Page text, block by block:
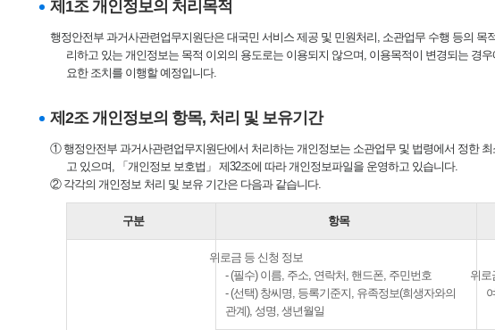
제1조 개인정보의 처리목적
행정안전부 과거사관련업무지원단은 대국민 서비스 제공 및 민원처리, 소관업무 수행 등의
리하고 있는 개인정보는 목적 이외의 용도로는 이용되지 않으며, 이용목적이 변경되는 경
요한 조치를 이행할 예정입니다.
제2조 개인정보의 항목, 처리 및 보유기간
① 행정안전부 과거사관련업무지원단에서 처리하는 개인정보는 소관업무 및 법령에서 정한
고 있으며, 「개인정보 보호법」 제32조에 따라 개인정보파일을 운영하고 있습니다.
② 각각의 개인정보 처리 및 보유 기간은 다음과 같습니다.
구분 항목
위로금 등 신청 정보
- (필수) 이름, 주소, 연락처, 핸드폰, 주민번호
- (선택) 창씨명, 등록기준지, 유족정보(희생자와의
관계), 성명, 생년월일
위로